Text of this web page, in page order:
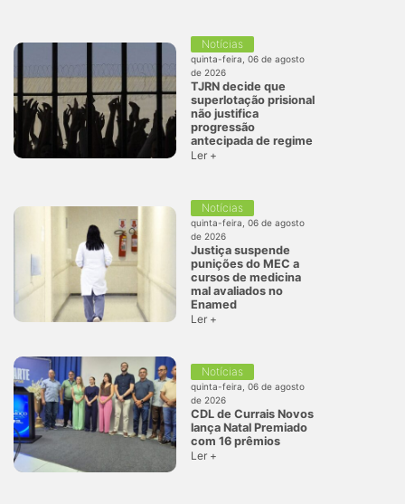
Notícias
quinta-feira, 06 de agosto
de 2026
TJRN decide que
superlotação prisional
não justifica
progressão
antecipada de regime
Ler +
Notícias
quinta-feira, 06 de agosto
de 2026
Justiça suspende
punições do MEC a
cursos de medicina
mal avaliados no
Enamed
Ler +
Notícias
quinta-feira, 06 de agosto
de 2026
CDL de Currais Novos
lança Natal Premiado
com 16 prêmios
Ler +